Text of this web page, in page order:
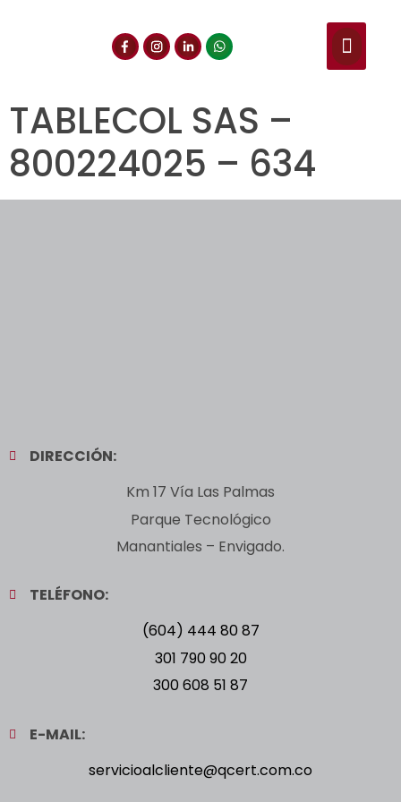
TABLECOL SAS –
800224025 – 634
DIRECCIÓN:
Km 17 Vía Las Palmas
Parque Tecnológico
Manantiales – Envigado.
TELÉFONO:
(604) 444 80 87
301 790 90 20
300 608 51 87
E-MAIL:
servicioalcliente@qcert.com.co